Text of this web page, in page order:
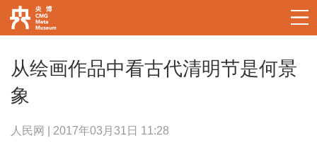
从绘画作品中看古代清明节是何景
象
人民网 | 2017年03月31日 11:28